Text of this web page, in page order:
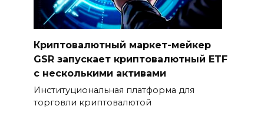
Криптовалютный маркет-мейкер
GSR запускает криптовалютный ETF
с несколькими активами
Институциональная платформа для
торговли криптовалютой